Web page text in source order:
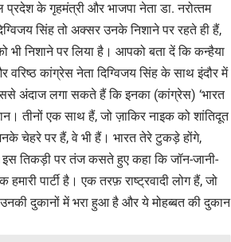
के गृहमंत्री और भाजपा नेता डा. नरोत्‍तम
सिंह तो अक्‍सर उनके निशाने पर रहते ही हैं,
भी निशाने पर लिया है। आपको बता दें कि कन्‍हैया
कांग्रेस नेता दिग्‍विजय सिंह के साथ इंदौर में
अंदाज लगा सकते हैं कि इनका (कांग्रेस) ‘भारत
तीनों एक साथ हैं, जो ज़ाकिर नाइक को शांतिदूत
चेहरे पर हैं, वे भी हैं। भारत तेरे टुकड़े होंगे,
इस तिकड़ी पर तंज कसते हुए कहा कि जॉन-जानी-
पार्टी है। एक तरफ़ राष्ट्रवादी लोग हैं, जो
दुकानों में भरा हुआ है और ये मोहब्बत की दुकान